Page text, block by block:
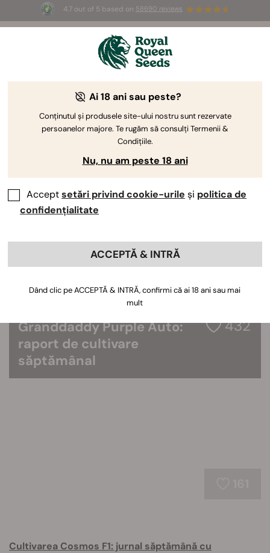
4.7 out of 5 based on 58690 reviews
3 semințe White Widow AutoGRATUITE pentru
The RQS Blog
Soiuri și produse
Granddaddy Purple Auto:
raport de cultivare
săptămânal
432
Cultivarea Cosmos F1: jurnal săptămână cu
Ai 18 ani sau peste?
Conținutul și produsele site-ului nostru sunt rezervate
persoanelor majore. Te rugăm să consulți Termenii &
Condițiile.
Nu, nu am peste 18 ani
Acceptsetări privind cookie-urile și politica de
confidențialitate
ACCEPTĂ & INTRĂ
Dând clic pe ACCEPTĂ & INTRĂ, confirmi că ai 18 ani sau mai
mult